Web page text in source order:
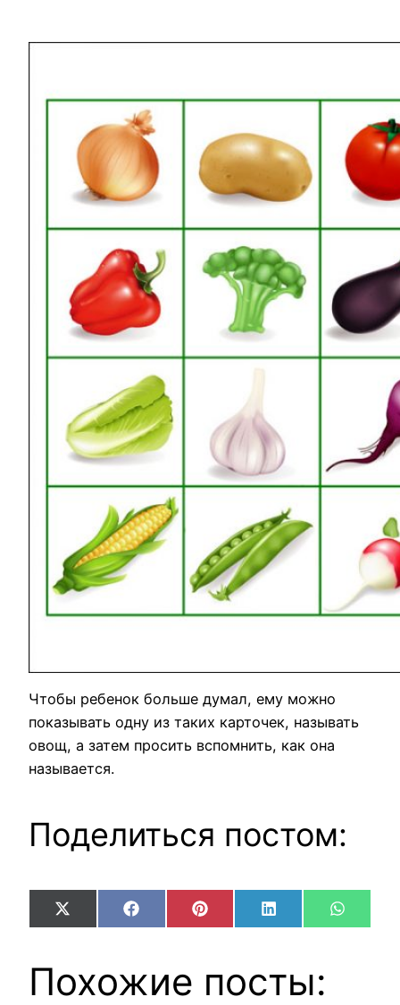
Чтобы ребенок больше думал, ему можно
показывать одну из таких карточек, называть
овощ, а затем просить вспомнить, как она
называется.
Поделиться постом:
Share
on
X
(Twitter)
Share
on
FacebookShare
on
Pinterest Share
on
LinkedIn Share
on
Похожие посты: